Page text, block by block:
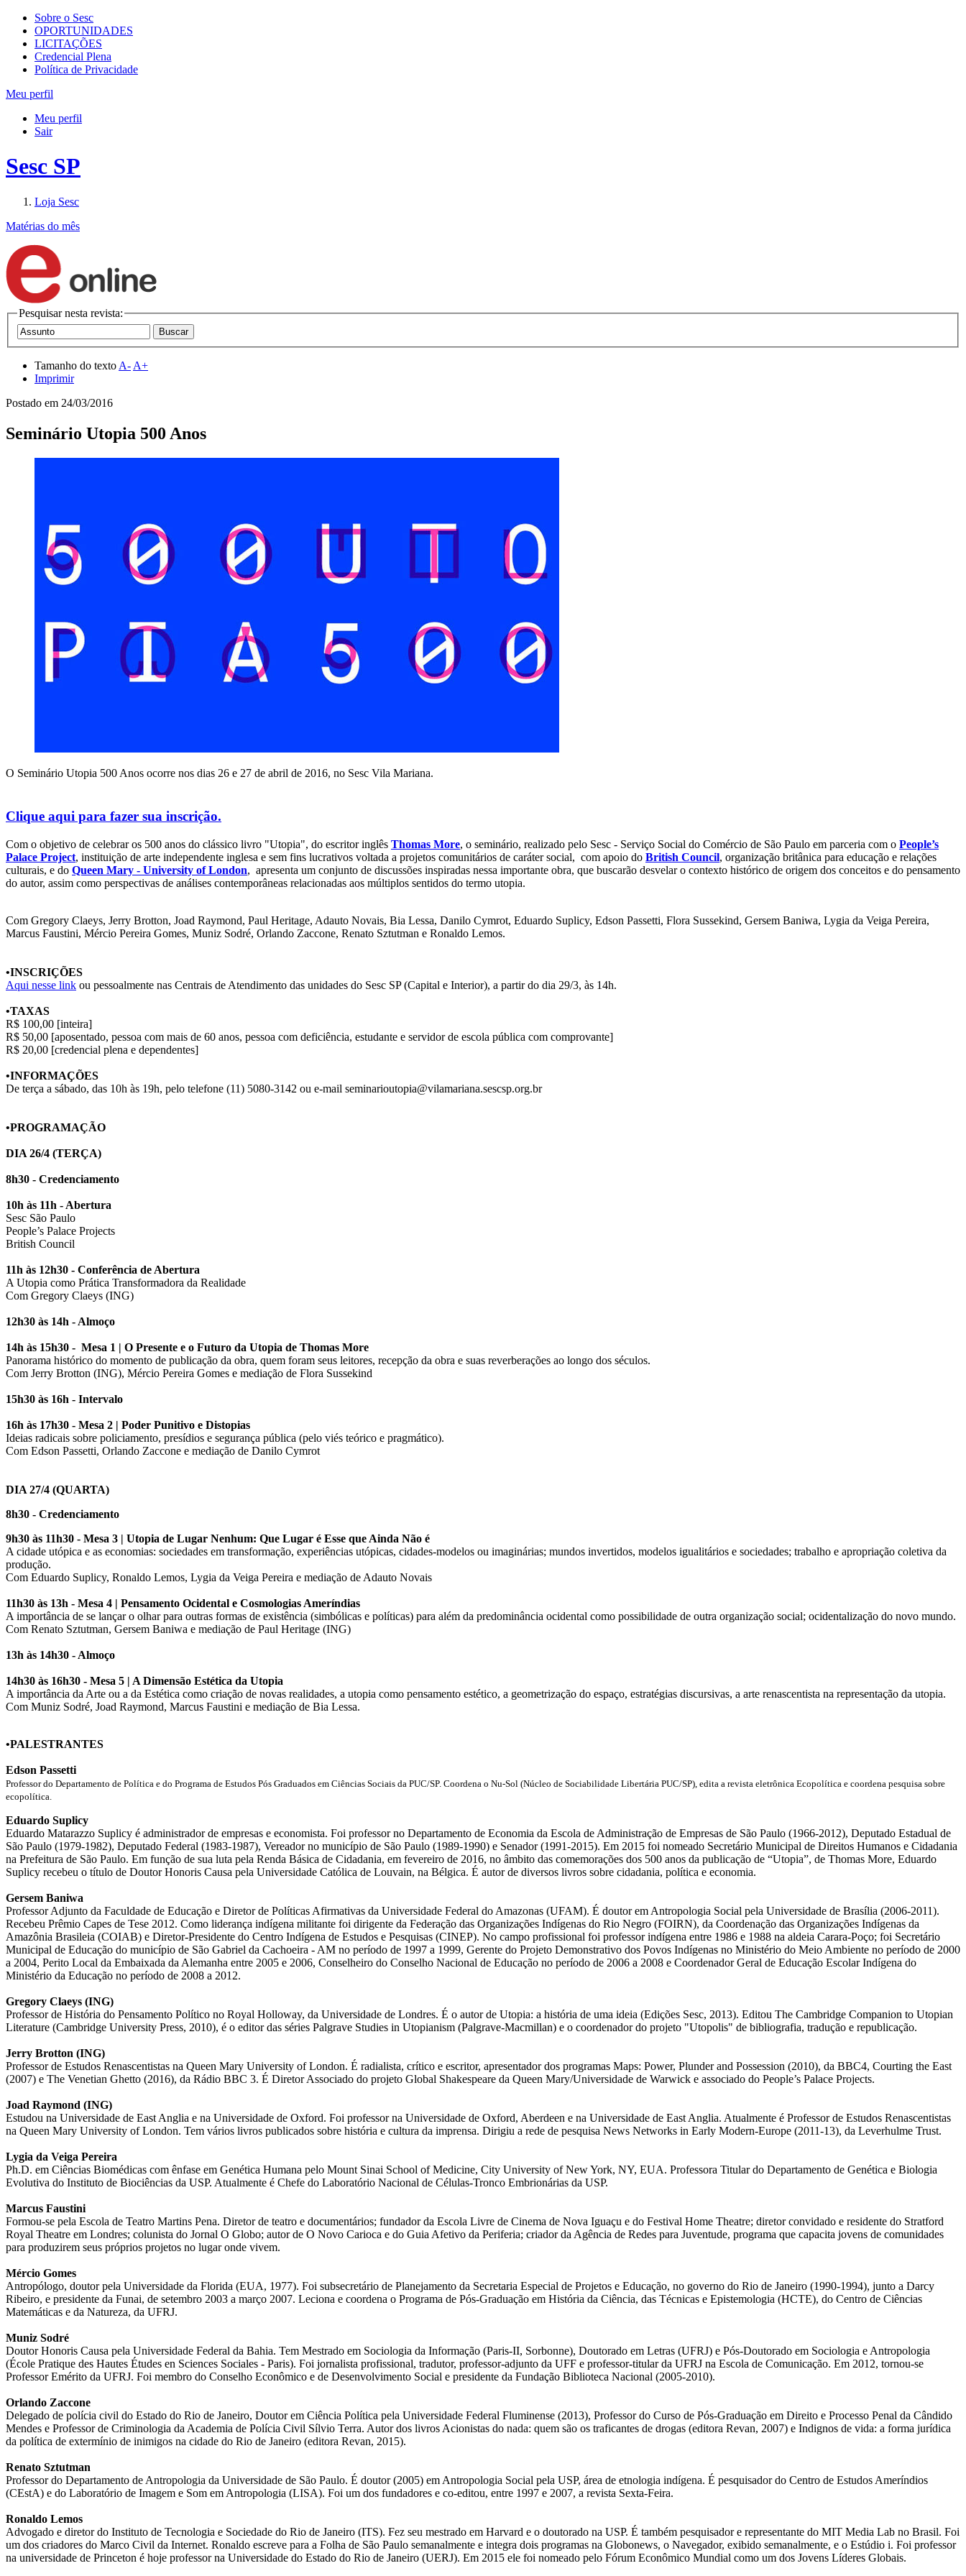
Sobre o Sesc
OPORTUNIDADES
LICITAÇÕES
Credencial Plena
Política de Privacidade
Meu perfil
Meu perfil
Sair
Sesc SP
Loja Sesc
Matérias do mês
Pesquisar nesta revista:
Tamanho do texto A- A+
Imprimir
Postado em 24/03/2016
Seminário Utopia 500 Anos
O Seminário Utopia 500 Anos ocorre nos dias 26 e 27 de abril de 2016, no Sesc Vila Mariana.
Clique aqui para fazer sua inscrição.
Com o objetivo de celebrar os 500 anos do clássico livro "Utopia", do escritor inglês Thomas More, o seminário, realizado pelo Sesc - Serviço Social do Comércio de São Paulo em parceria com o People’s
Palace Project, instituição de arte independente inglesa e sem fins lucrativos voltada a projetos comunitários de caráter social, com apoio do British Council, organização britânica para educação e relações
culturais, e do Queen Mary - University of London, apresenta um conjunto de discussões inspiradas nessa importante obra, que buscarão desvelar o contexto histórico de origem dos conceitos e do pensamento
do autor, assim como perspectivas de análises contemporâneas relacionadas aos múltiplos sentidos do termo utopia.
Com Gregory Claeys, Jerry Brotton, Joad Raymond, Paul Heritage, Adauto Novais, Bia Lessa, Danilo Cymrot, Eduardo Suplicy, Edson Passetti, Flora Sussekind, Gersem Baniwa, Lygia da Veiga Pereira,
Marcus Faustini, Mércio Pereira Gomes, Muniz Sodré, Orlando Zaccone, Renato Sztutman e Ronaldo Lemos.
•INSCRIÇÕES
Aqui nesse link ou pessoalmente nas Centrais de Atendimento das unidades do Sesc SP (Capital e Interior), a partir do dia 29/3, às 14h.
•TAXAS
R$ 100,00 [inteira]
R$ 50,00 [aposentado, pessoa com mais de 60 anos, pessoa com deficiência, estudante e servidor de escola pública com comprovante]
R$ 20,00 [credencial plena e dependentes]
•INFORMAÇÕES
De terça a sábado, das 10h às 19h, pelo telefone (11) 5080-3142 ou e-mail seminarioutopia@vilamariana.sescsp.org.br
•PROGRAMAÇÃO
DIA 26/4 (TERÇA)
8h30 - Credenciamento
10h às 11h - Abertura
Sesc São Paulo
People’s Palace Projects
British Council
11h às 12h30 - Conferência de Abertura
A Utopia como Prática Transformadora da Realidade
Com Gregory Claeys (ING)
12h30 às 14h - Almoço
14h às 15h30 - Mesa 1 | O Presente e o Futuro da Utopia de Thomas More
Panorama histórico do momento de publicação da obra, quem foram seus leitores, recepção da obra e suas reverberações ao longo dos séculos.
Com Jerry Brotton (ING), Mércio Pereira Gomes e mediação de Flora Sussekind
15h30 às 16h - Intervalo
16h às 17h30 - Mesa 2 | Poder Punitivo e Distopias
Ideias radicais sobre policiamento, presídios e segurança pública (pelo viés teórico e pragmático).
Com Edson Passetti, Orlando Zaccone e mediação de Danilo Cymrot
DIA 27/4 (QUARTA)
8h30 - Credenciamento
9h30 às 11h30 - Mesa 3 | Utopia de Lugar Nenhum: Que Lugar é Esse que Ainda Não é
A cidade utópica e as economias: sociedades em transformação, experiências utópicas, cidades-modelos ou imaginárias; mundos invertidos, modelos igualitários e sociedades; trabalho e apropriação coletiva da
produção.
Com Eduardo Suplicy, Ronaldo Lemos, Lygia da Veiga Pereira e mediação de Adauto Novais
11h30 às 13h - Mesa 4 | Pensamento Ocidental e Cosmologias Ameríndias
A importância de se lançar o olhar para outras formas de existência (simbólicas e políticas) para além da predominância ocidental como possibilidade de outra organização social; ocidentalização do novo mundo.
Com Renato Sztutman, Gersem Baniwa e mediação de Paul Heritage (ING)
13h às 14h30 - Almoço
14h30 às 16h30 - Mesa 5 | A Dimensão Estética da Utopia
A importância da Arte ou a da Estética como criação de novas realidades, a utopia como pensamento estético, a geometrização do espaço, estratégias discursivas, a arte renascentista na representação da utopia.
Com Muniz Sodré, Joad Raymond, Marcus Faustini e mediação de Bia Lessa.
•PALESTRANTES
Edson Passetti
Professor do Departamento de Política e do Programa de Estudos Pós Graduados em Ciências Sociais da PUC/SP. Coordena o Nu-Sol (Núcleo de Sociabilidade Libertária PUC/SP), edita a revista eletrônica Ecopolítica e coordena pesquisa sobre
ecopolítica.
Eduardo Suplicy
Eduardo Matarazzo Suplicy é administrador de empresas e economista. Foi professor no Departamento de Economia da Escola de Administração de Empresas de São Paulo (1966-2012), Deputado Estadual de
São Paulo (1979-1982), Deputado Federal (1983-1987), Vereador no município de São Paulo (1989-1990) e Senador (1991-2015). Em 2015 foi nomeado Secretário Municipal de Direitos Humanos e Cidadania
na Prefeitura de São Paulo. Em função de sua luta pela Renda Básica de Cidadania, em fevereiro de 2016, no âmbito das comemorações dos 500 anos da publicação de “Utopia”, de Thomas More, Eduardo
Suplicy recebeu o título de Doutor Honoris Causa pela Universidade Católica de Louvain, na Bélgica. É autor de diversos livros sobre cidadania, política e economia.
Gersem Baniwa
Professor Adjunto da Faculdade de Educação e Diretor de Políticas Afirmativas da Universidade Federal do Amazonas (UFAM). É doutor em Antropologia Social pela Universidade de Brasília (2006-2011).
Recebeu Prêmio Capes de Tese 2012. Como liderança indígena militante foi dirigente da Federação das Organizações Indígenas do Rio Negro (FOIRN), da Coordenação das Organizações Indígenas da
Amazônia Brasileia (COIAB) e Diretor-Presidente do Centro Indígena de Estudos e Pesquisas (CINEP). No campo profissional foi professor indígena entre 1986 e 1988 na aldeia Carara-Poço; foi Secretário
Municipal de Educação do município de São Gabriel da Cachoeira - AM no período de 1997 a 1999, Gerente do Projeto Demonstrativo dos Povos Indígenas no Ministério do Meio Ambiente no período de 2000
a 2004, Perito Local da Embaixada da Alemanha entre 2005 e 2006, Conselheiro do Conselho Nacional de Educação no período de 2006 a 2008 e Coordenador Geral de Educação Escolar Indígena do
Ministério da Educação no período de 2008 a 2012.
Gregory Claeys (ING)
Professor de História do Pensamento Político no Royal Holloway, da Universidade de Londres. É o autor de Utopia: a história de uma ideia (Edições Sesc, 2013). Editou The Cambridge Companion to Utopian
Literature (Cambridge University Press, 2010), é o editor das séries Palgrave Studies in Utopianism (Palgrave-Macmillan) e o coordenador do projeto "Utopolis" de bibliografia, tradução e republicação.
Jerry Brotton (ING)
Professor de Estudos Renascentistas na Queen Mary University of London. É radialista, crítico e escritor, apresentador dos programas Maps: Power, Plunder and Possession (2010), da BBC4, Courting the East
(2007) e The Venetian Ghetto (2016), da Rádio BBC 3. É Diretor Associado do projeto Global Shakespeare da Queen Mary/Universidade de Warwick e associado do People’s Palace Projects.
Joad Raymond (ING)
Estudou na Universidade de East Anglia e na Universidade de Oxford. Foi professor na Universidade de Oxford, Aberdeen e na Universidade de East Anglia. Atualmente é Professor de Estudos Renascentistas
na Queen Mary University of London. Tem vários livros publicados sobre história e cultura da imprensa. Dirigiu a rede de pesquisa News Networks in Early Modern-Europe (2011-13), da Leverhulme Trust.
Lygia da Veiga Pereira
Ph.D. em Ciências Biomédicas com ênfase em Genética Humana pelo Mount Sinai School of Medicine, City University of New York, NY, EUA. Professora Titular do Departamento de Genética e Biologia
Evolutiva do Instituto de Biociências da USP. Atualmente é Chefe do Laboratório Nacional de Células-Tronco Embrionárias da USP.
Marcus Faustini
Formou-se pela Escola de Teatro Martins Pena. Diretor de teatro e documentários; fundador da Escola Livre de Cinema de Nova Iguaçu e do Festival Home Theatre; diretor convidado e residente do Stratford
Royal Theatre em Londres; colunista do Jornal O Globo; autor de O Novo Carioca e do Guia Afetivo da Periferia; criador da Agência de Redes para Juventude, programa que capacita jovens de comunidades
para produzirem seus próprios projetos no lugar onde vivem.
Mércio Gomes
Antropólogo, doutor pela Universidade da Florida (EUA, 1977). Foi subsecretário de Planejamento da Secretaria Especial de Projetos e Educação, no governo do Rio de Janeiro (1990-1994), junto a Darcy
Ribeiro, e presidente da Funai, de setembro 2003 a março 2007. Leciona e coordena o Programa de Pós-Graduação em História da Ciência, das Técnicas e Epistemologia (HCTE), do Centro de Ciências
Matemáticas e da Natureza, da UFRJ.
Muniz Sodré
Doutor Honoris Causa pela Universidade Federal da Bahia. Tem Mestrado em Sociologia da Informação (Paris-II, Sorbonne), Doutorado em Letras (UFRJ) e Pós-Doutorado em Sociologia e Antropologia
(École Pratique des Hautes Études en Sciences Sociales - Paris). Foi jornalista profissional, tradutor, professor-adjunto da UFF e professor-titular da UFRJ na Escola de Comunicação. Em 2012, tornou-se
Professor Emérito da UFRJ. Foi membro do Conselho Econômico e de Desenvolvimento Social e presidente da Fundação Biblioteca Nacional (2005-2010).
Orlando Zaccone
Delegado de polícia civil do Estado do Rio de Janeiro, Doutor em Ciência Política pela Universidade Federal Fluminense (2013), Professor do Curso de Pós-Graduação em Direito e Processo Penal da Cândido
Mendes e Professor de Criminologia da Academia de Polícia Civil Sílvio Terra. Autor dos livros Acionistas do nada: quem são os traficantes de drogas (editora Revan, 2007) e Indignos de vida: a forma jurídica
da política de extermínio de inimigos na cidade do Rio de Janeiro (editora Revan, 2015).
Renato Sztutman
Professor do Departamento de Antropologia da Universidade de São Paulo. É doutor (2005) em Antropologia Social pela USP, área de etnologia indígena. É pesquisador do Centro de Estudos Ameríndios
(CEstA) e do Laboratório de Imagem e Som em Antropologia (LISA). Foi um dos fundadores e co-editou, entre 1997 e 2007, a revista Sexta-Feira.
Ronaldo Lemos
Advogado e diretor do Instituto de Tecnologia e Sociedade do Rio de Janeiro (ITS). Fez seu mestrado em Harvard e o doutorado na USP. É também pesquisador e representante do MIT Media Lab no Brasil. Foi
um dos criadores do Marco Civil da Internet. Ronaldo escreve para a Folha de São Paulo semanalmente e integra dois programas na Globonews, o Navegador, exibido semanalmente, e o Estúdio i. Foi professor
na universidade de Princeton é hoje professor na Universidade do Estado do Rio de Janeiro (UERJ). Em 2015 ele foi nomeado pelo Fórum Econômico Mundial como um dos Jovens Líderes Globais.